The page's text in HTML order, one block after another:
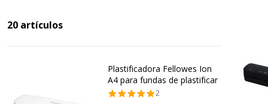
20 artículos
Plastificadora Fellowes Ion
A4 para fundas de plastificar
2